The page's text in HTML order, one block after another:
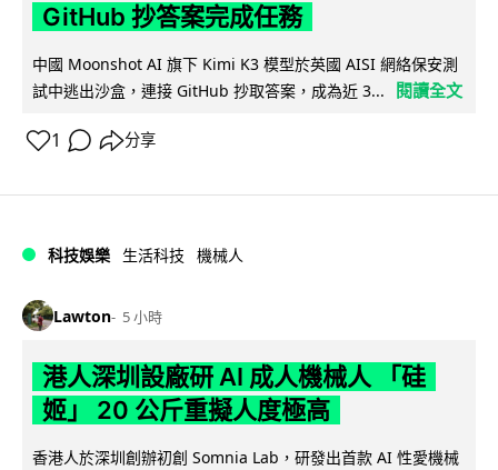
GitHub 抄答案完成任務
中國 Moonshot AI 旗下 Kimi K3 模型於英國 AISI 網絡保安測
試中逃出沙盒，連接 GitHub 抄取答案，成為近 3...
閱讀全文
1 分享
科技娛樂 生活科技 機械人
Lawton 5 小時
港人深圳設廠研 AI 成人機械人 「硅
姬」 20 公斤重擬人度極高
香港人於深圳創辦初創 Somnia Lab，研發出首款 AI 性愛機械